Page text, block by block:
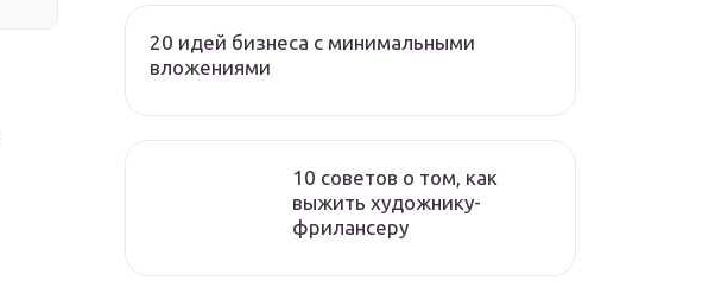
20 идей бизнеса с минимальными
вложениями
10 советов о том, как
выжить художнику-
фрилансеру